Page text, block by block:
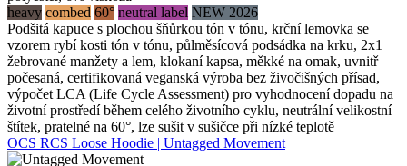
heavy combed 60° neutral label NEW 2026
Podšitá kapuce s plochou šňůrkou tón v tónu, krční lemovka se
vzorem rybí kosti tón v tónu, půlměsícová podsádka na krku, 2x1
žebrované manžety a lem, klokaní kapsa, měkké na omak, uvnitř
počesaná, certifikovaná veganská výroba bez živočišných přísad,
výpočet LCA (Life Cycle Assessment) pro vyhodnocení dopadu na
životní prostředí během celého životního cyklu, neutrální velikostní
štítek, pratelné na 60°, lze sušit v sušičce při nízké teplotě
OCS RCS Loose Hoodie | Untagged Movement